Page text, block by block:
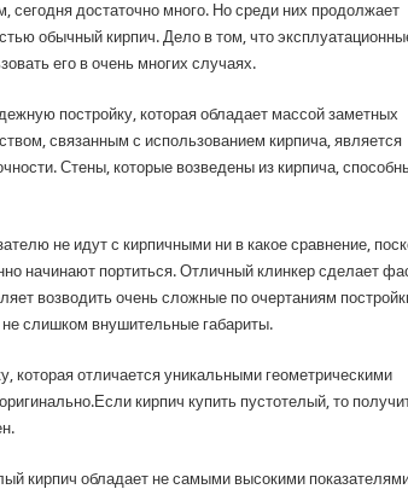
сегодня достаточно много. Но среди них продолжает
обычный кирпич. Дело в том, что
его в очень многих случаях.
постройку, которая обладает массой заметных
связанным с использованием кирпича, является
Стены, которые возведены из кирпича,
не идут с кирпичными ни в какое сравнение,
начинают портиться. Отличный клинкер сделает
возводить очень сложные по очертаниям
не слишком внушительные габариты.
которая отличается уникальными геометрическими
кирпич купить пустотелый, то
кирпич обладает не самыми высокими